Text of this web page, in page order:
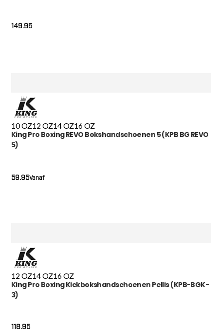
149.95
10 OZ12 OZ14 OZ16 OZ
King Pro Boxing REVO Bokshandschoenen 5 (KPB BG REVO
5)
Vanaf
59.95
12 OZ14 OZ16 OZ
King Pro Boxing Kickbokshandschoenen Pellis (KPB-BGK-
3)
118.95